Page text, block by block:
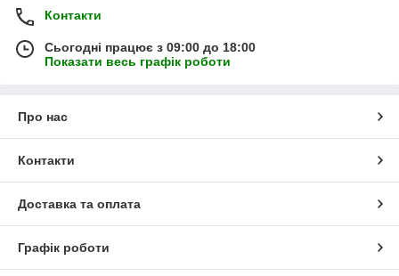
Контакти
Сьогодні працює з 09:00 до 18:00
Показати весь графік роботи
Про нас
Контакти
Доставка та оплата
Графік роботи